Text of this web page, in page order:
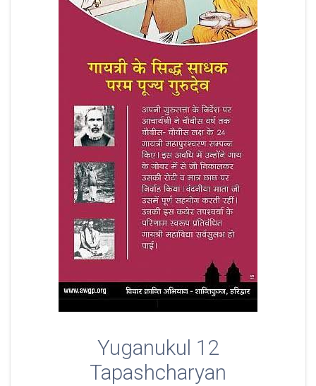
Yuganukul 12
Tapashcharyan